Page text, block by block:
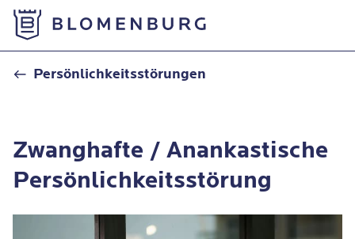
Persönlichkeitsstörungen
Zwanghafte / Anankastische
Persönlichkeitsstörung